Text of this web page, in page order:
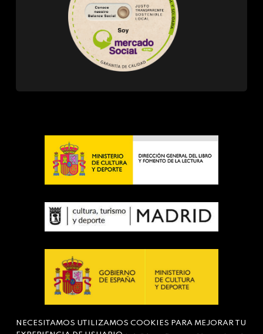
NECESITAMOS UTILIZAMOS COOKIES PARA MEJORAR TU